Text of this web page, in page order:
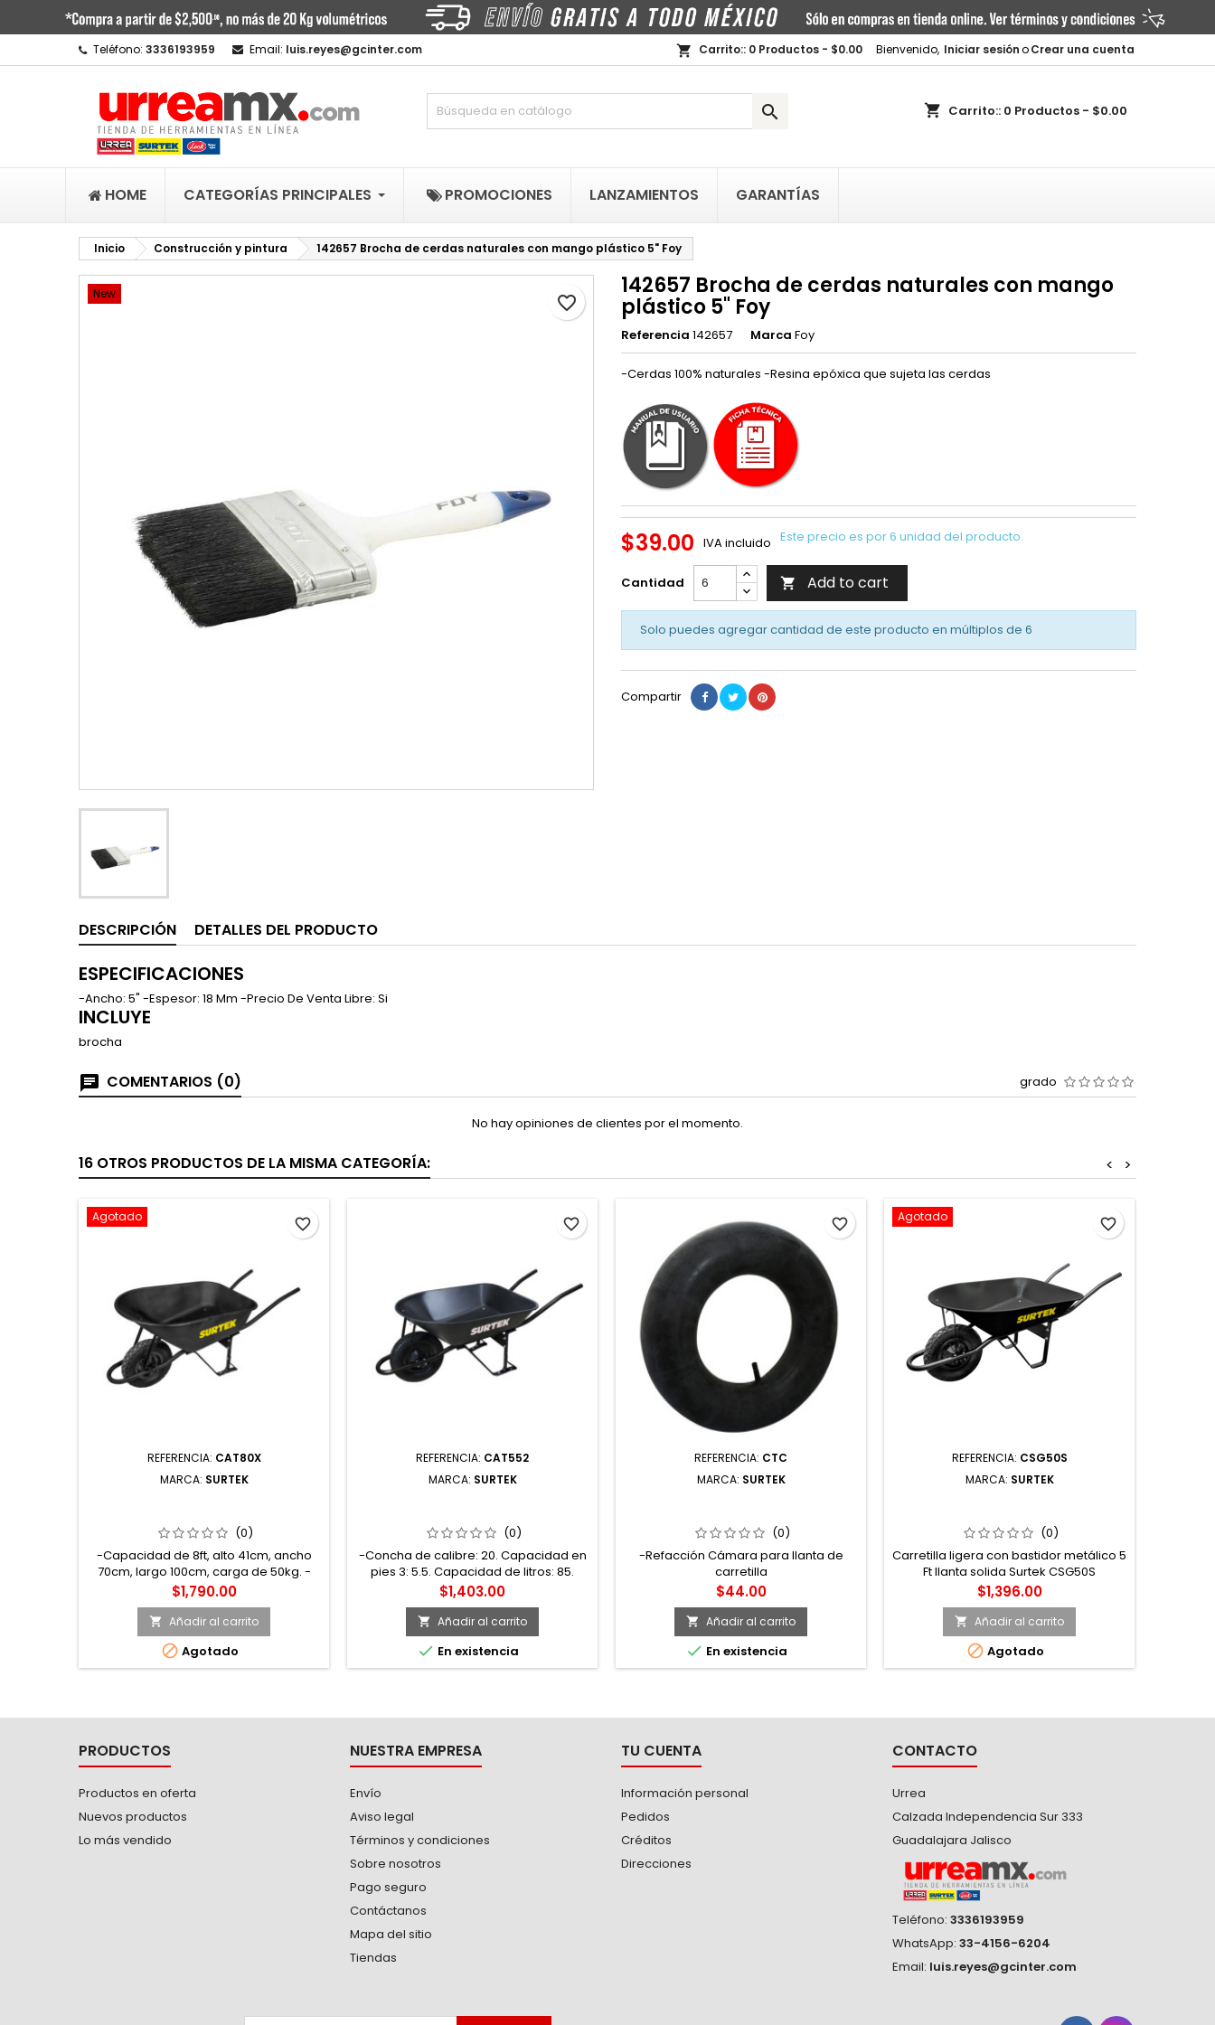
Teléfono: 3336193959 Email: luis.reyes@gcinter.com Bienvenido, Iniciar sesiónoCrear una cuenta
shopping_cart Carrito:: 0 Productos - $0.00
shopping_cart Carrito:: 0 Productos - $0.00

HOME CATEGORÍAS PRINCIPALES PROMOCIONES LANZAMIENTOS GARANTÍAS
Inicio Construcción y pintura 142657 Brocha de cerdas naturales con mango plástico 5" Foy
favorite_border
New 142657 Brocha de cerdas naturales con mango
plástico 5" Foy
Referencia 142657 Marca Foy
-Cerdas 100% naturales -Resina epóxica que sujeta las cerdas
$39.00 IVA incluido Este precio es por 6 unidad del producto.
Cantidad  Add to cart
Solo puedes agregar cantidad de este producto en múltiplos de 6
Compartir
DESCRIPCIÓN DETALLES DEL PRODUCTO
ESPECIFICACIONES
-Ancho: 5" -Espesor: 18 Mm -Precio De Venta Libre: Si
INCLUYE
brocha
COMENTARIOS (0) grado
No hay opiniones de clientes por el momento.
16 OTROS PRODUCTOS DE LA MISMA CATEGORÍA: >
<
Agotado
REFERENCIA: CAT80X
MARCA: SURTEK
LLANTA IMPONCHABLE DE
POLIURETANO SURTEK
(0)
-Capacidad de 8ft, alto 41cm, ancho
70cm, largo 100cm, carga de 50kg. -
Pintura negra electrostática con llanta
imponchable 16", bastidor metálico y
herrajes de metal. -Mayor capacidad
de carga. -La carretilla esta diseñada
para distribuir el peso de la carga
entre la rueda y el trabajador para
Precio
$1,790.00
 Añadir al carrito
 Agotado
favorite_border
REFERENCIA: CAT552
MARCA: SURTEK
LLANTA NEUMÁTICA DE 2 CAPAS
SURTEK
(0)
-Concha de calibre: 20. Capacidad en
pies 3: 5.5. Capacidad de litros: 85.
Color: Negro. Pintura: Electrostática
termo endurecida con mejor adhesión
a la lámina que brinda mayor duración.
Frente: Con diseño plano tipo embudo
que facilita el manejo de los materiales
al vaciar, despachar y limpiar la
Precio
$1,403.00
 Añadir al carrito
 En existencia
favorite_border
REFERENCIA: CTC
MARCA: SURTEK
(0)
-Refacción Cámara para llanta de
carretilla
Precio
$44.00
 Añadir al carrito
 En existencia
favorite_border Agotado
REFERENCIA: CSG50S
MARCA: SURTEK
SURTEK (0)
Carretilla ligera con bastidor metálico 5
Ft llanta solida Surtek CSG50S
Precio
$1,396.00
 Añadir al carrito
 Agotado
favorite_border
PRODUCTOS
Productos en oferta
Nuevos productos
Lo más vendido
NUESTRA EMPRESA
Envío
Aviso legal
Términos y condiciones
Sobre nosotros
Pago seguro
Contáctanos
Mapa del sitio
Tiendas
TU CUENTA
Información personal
Pedidos
Créditos
Direcciones
CONTACTO
Urrea
Calzada Independencia Sur 333
Guadalajara Jalisco
Teléfono: 3336193959
WhatsApp: 33-4156-6204
Email: luis.reyes@gcinter.com
Mi lista de regalos ×
Crear nueva lista
Crear lista de deseos ×
Nombre de la lista de deseos
Cancelar Crear lista de deseos
Iniciar sesión ×
Debe iniciar sesión para guardar productos en su lista de deseos.